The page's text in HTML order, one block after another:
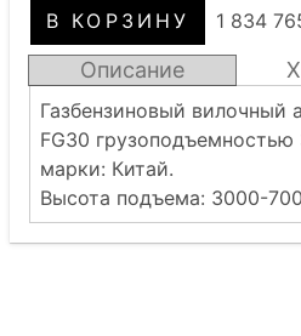
1 834
Описание
Газбензиновый вилочный
FG30 грузоподъемностью
марки: Китай.
Высота подъема: 3000-